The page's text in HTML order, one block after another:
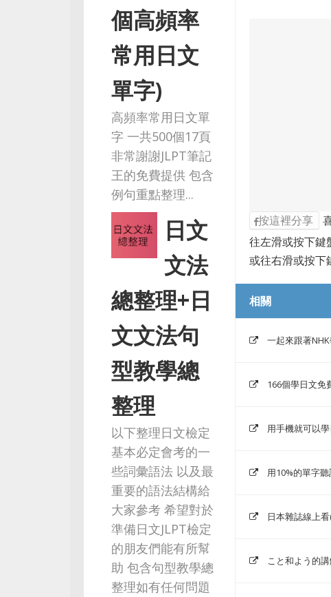
個高頻率
常用日文
單字)
高頻率常用日文單
字 一共500個17頁
非常謝謝JLPT筆記
王的免費提供 包含
例句重點整理...
日文
文法
總整理+日
文文法句
型教學總
整理
以下整理日文檢定
基本必定會考的一
些詞彙語法 以及最
重要的語法結構給
大家參考 希望對於
準備日文JLPT檢定
的朋友們能有所幫
助 包含句型教學總
整理如有任何問題
按這裡分享
往左滑或按下鍵
或往右滑或按下
相關
一起來跟著
166個學日文免
用手機就可以
用10%的單字
日本雜誌線上
こと和よう的